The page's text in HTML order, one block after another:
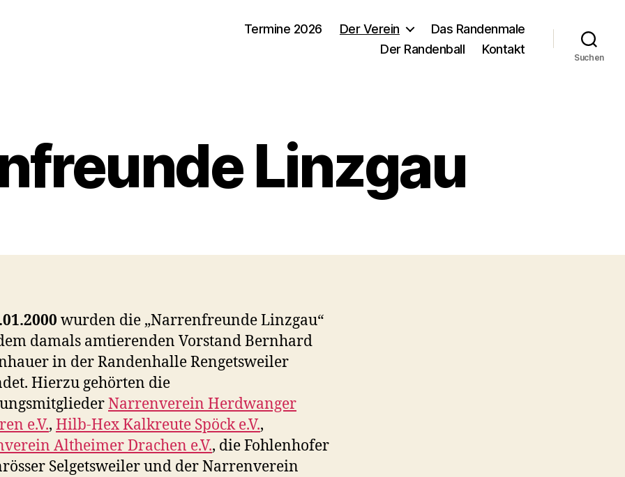
Termine 2026 Der Verein
Das Randenmale
Der Randenball
Kontakt
Suchen
Linzgau
wurden die „Narrenfreunde Linzgau“
damals amtierenden Vorstand Bernhard
in der Randenhalle Rengetsweiler
Hierzu gehörten die
Narrenverein Herdwanger
e.V., Hilb-Hex Kalkreute Spöck e.V.,
Altheimer Drachen e.V., die Fohlenhofer
Selgetsweiler und der Narrenverein